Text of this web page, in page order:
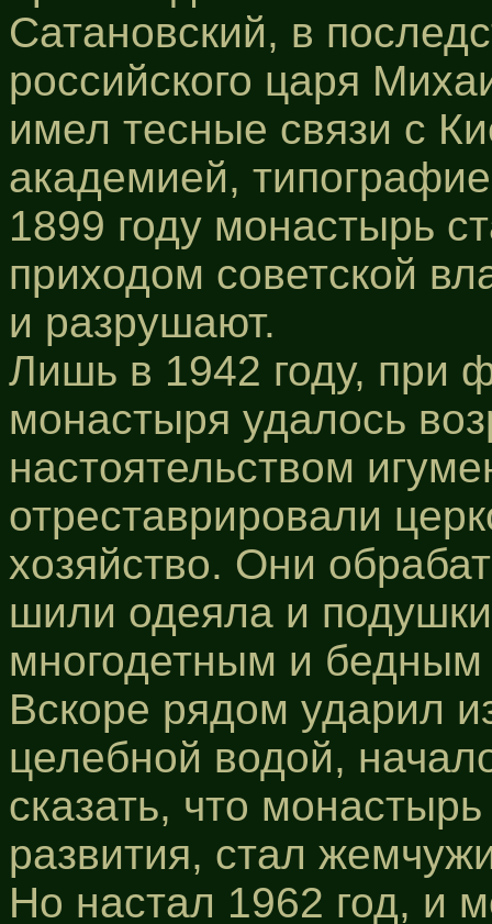
Сатановский, в
российского царя
имел тесные связи с
академией,
1899 году монастырь
приходом советской
и разрушают.
Лишь в 1942 году, при
монастыря удалось
настоятельством
отреставрировали
хозяйство. Они
шили одеяла и
многодетным и
Вскоре рядом ударил
целебной водой,
сказать, что
развития, стал
Но настал 1962 год, и